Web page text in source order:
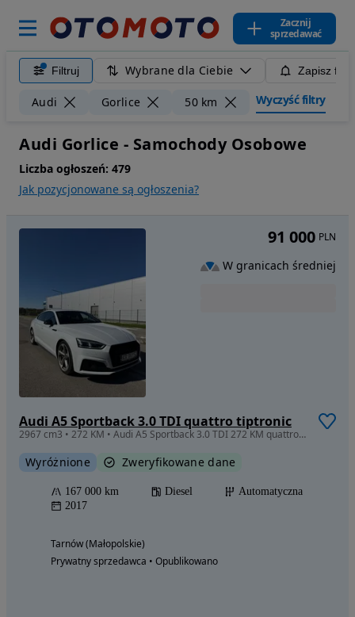
Zacznij
sprzedawać
Filtruj Wybrane dla Ciebie Zapisz
Audi Gorlice 50 km Wyczyść filtry
Audi Gorlice - Samochody Osobowe
Liczba ogłoszeń: 479
Jak pozycjonowane są ogłoszenia?
Audi A5 Sportback 3.0 TDI quattro tiptronic
2967 cm3 • 272 KM • Audi A5 Sportback 3.0 TDI 272 KM quattro S-line
Wyróżnione Zweryfikowane dane
167 000 km Diesel
Automatyczna
2017
Tarnów (Małopolskie)
Prywatny sprzedawca • Opublikowano
91 000 PLN
W granicach średniej